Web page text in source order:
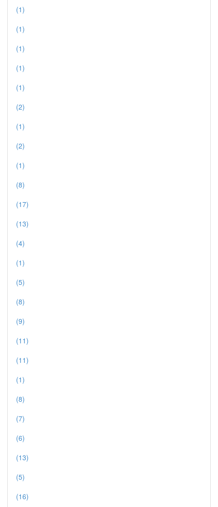
(1)
(1)
(1)
(1)
(1)
(2)
(1)
(2)
(1)
(8)
(17)
(13)
(4)
(1)
(5)
(8)
(9)
(11)
(11)
(1)
(8)
(7)
(6)
(13)
(5)
(16)